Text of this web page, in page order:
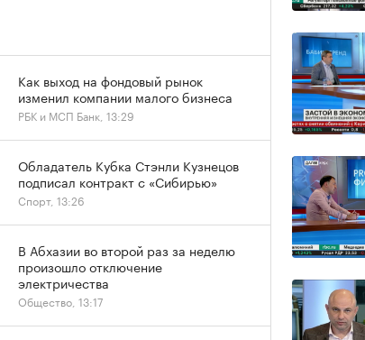
Как выход на фондовый рынок
изменил компании малого бизнеса
РБК и МСП Банк, 13:29
Обладатель Кубка Стэнли Кузнецов
подписал контракт с «Сибирью»
Спорт, 13:26
В Абхазии во второй раз за неделю
произошло отключение
электричества
Общество, 13:17